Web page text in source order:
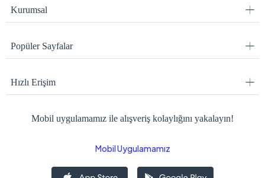
Kurumsal
Popüler Sayfalar
Hızlı Erişim
Mobil uygulamamız ile alışveriş kolaylığını yakalayın!
Mobil Uygulamamız